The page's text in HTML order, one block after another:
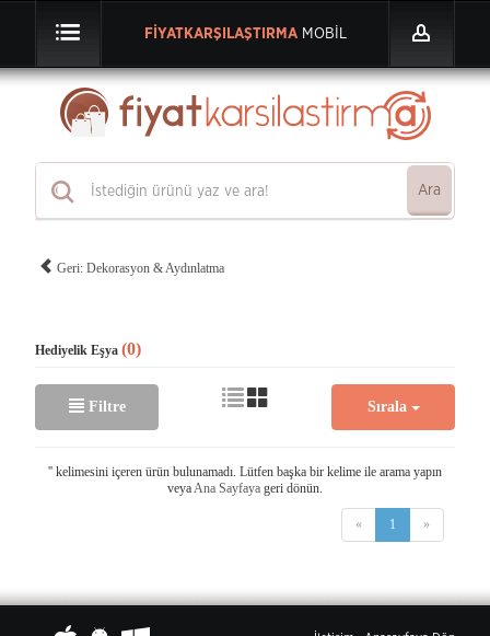
FİYATKARŞILAŞTIRMAMOBİL
Ara
Geri: Dekorasyon & Aydınlatma
Hediyelik Eşya (0)
Filtre Sırala
'' kelimesini içeren ürün bulunamadı. Lütfen başka bir kelime ile arama yapın
veyaAna Sayfaya geri dönün.
« 1 »